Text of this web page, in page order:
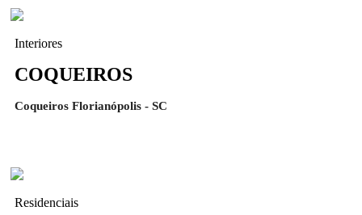
Interiores
COQUEIROS
Coqueiros Florianópolis - SC
Residenciais